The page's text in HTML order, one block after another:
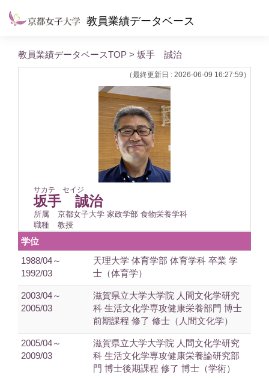
教員業績データベース
教員業績データベースTOP > 坂手 誠治
（最終更新日 : 2026-06-09 16:27:59）
サカテ セイジ
坂手 誠治
所属
京都女子大学 家政学部 食物栄養学科
職種
教授
学位
1988/04～
1992/03
天理大学 体育学部 体育学科 卒業 学
士（体育学）
2003/04～
2005/03
滋賀県立大学大学院 人間文化学研究
科 生活文化学専攻健康栄養部門 博士
前期課程 修了 修士（人間文化学）
2005/04～
2009/03
滋賀県立大学大学院 人間文化学研究
科 生活文化学専攻健康栄養論研究部
門 博士後期課程 修了 博士（学術）